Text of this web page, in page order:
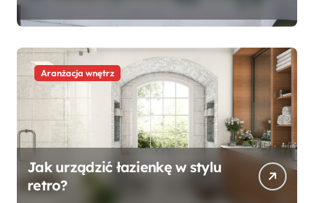
Aranżacja wnętrz
Jak urządzić łazienkę w stylu
retro?